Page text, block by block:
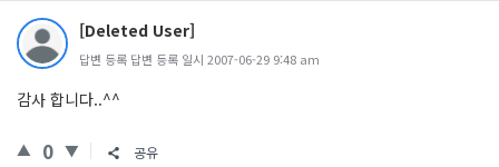
[Deleted User]
답변 등록 답변 등록 일시 2007-06-29 9:48 am
감사 합니다..^^
0 공유